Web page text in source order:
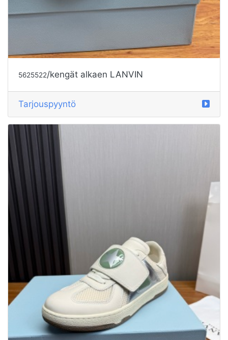
5625522/kengät alkaen LANVIN
Tarjouspyyntö